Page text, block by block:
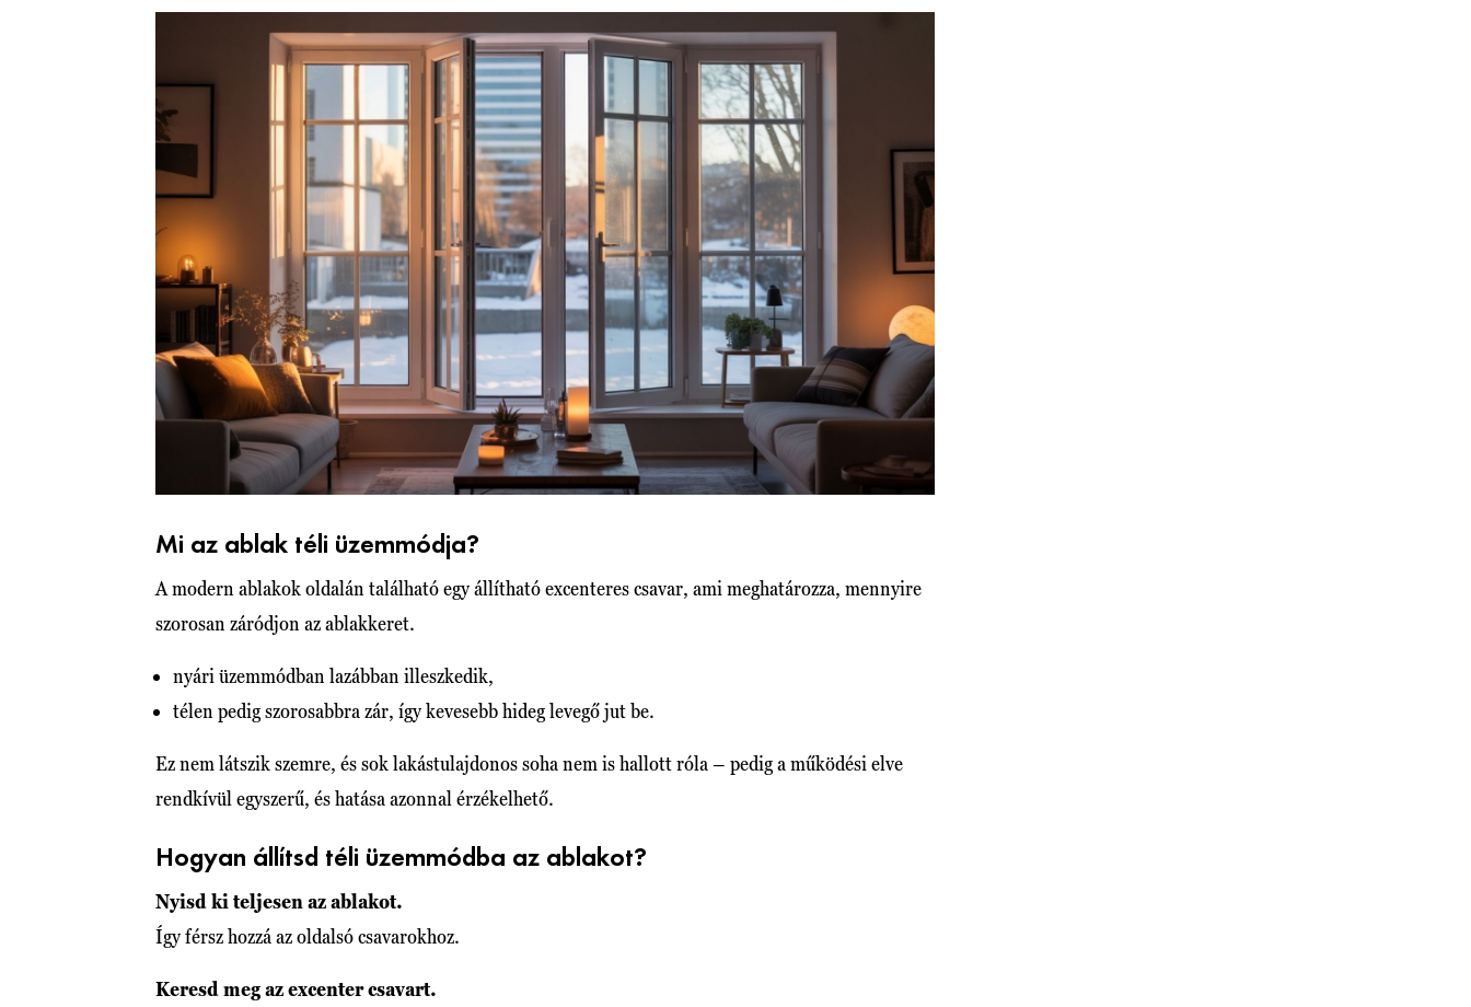
Mi az ablak téli üzemmódja?
A modern ablakok oldalán található egy állítható excenteres csavar, ami meghatározza, mennyire
szorosan záródjon az ablakkeret.
nyári üzemmódban lazábban illeszkedik,
télen pedig szorosabbra zár, így kevesebb hideg levegő jut be.
Ez nem látszik szemre, és sok lakástulajdonos soha nem is hallott róla – pedig a működési elve
rendkívül egyszerű, és hatása azonnal érzékelhető.
Hogyan állítsd téli üzemmódba az ablakot?
Nyisd ki teljesen az ablakot.
Így férsz hozzá az oldalsó csavarokhoz.
Keresd meg az excenter csavart.